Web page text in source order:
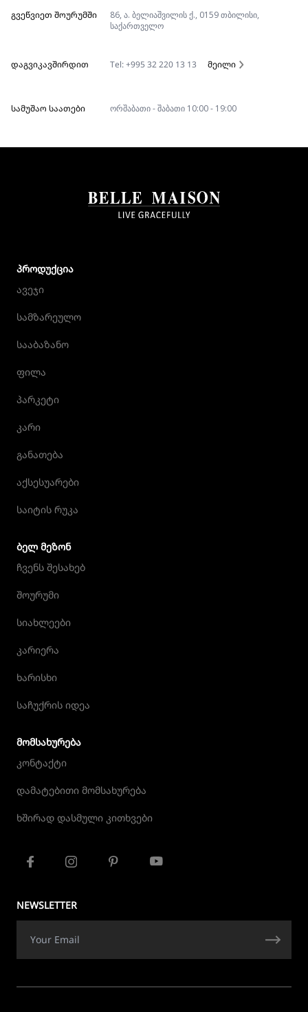
ᲒᲕᲔᲬᲕᲘᲔᲗ ᲨᲝᲣᲠᲣᲛᲨᲘ
86, ა. ბელიაშვილის ქ., 0159 თბილისი,
საქართველო
ᲓᲐᲒᲕᲘᲙᲐᲕᲨᲘᲠᲓᲘᲗ Tel: +995 32 220 13 13 მეილი
ᲡᲐᲛᲣᲨᲐᲝ ᲡᲐᲐᲗᲔᲑᲘ ორშაბათი - შაბათი 10:00 - 19:00
ᲞᲠᲝᲓᲣᲥᲪᲘᲐ
ავეჯი
სამზარეულო
სააბაზანო
ფილა
პარკეტი
კარი
განათება
აქსესუარები
საიტის რუკა
ᲑᲔᲚ ᲛᲔᲖᲝᲜ
ჩვენს შესახებ
შოურუმი
სიახლეები
კარიერა
ხარისხი
საჩუქრის იდეა
ᲛᲝᲛᲡᲐᲮᲣᲠᲔᲑᲐ
კონტაქტი
დამატებითი მომსახურება
ხშირად დასმული კითხვები
NEWSLETTER